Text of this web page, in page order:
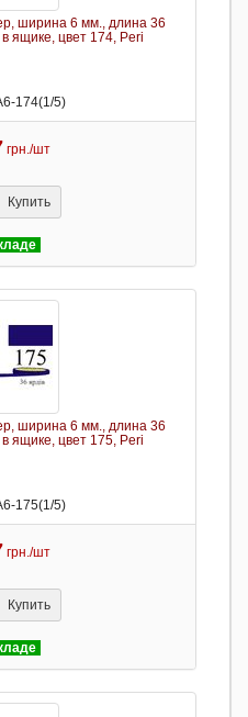
ширина 6 мм., длина 36
ящике, цвет 174, Peri
174(1/5)
грн./шт
Купить
ширина 6 мм., длина 36
ящике, цвет 175, Peri
175(1/5)
грн./шт
Купить